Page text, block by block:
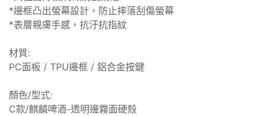
*邊框凸出螢幕設計，防止摔落刮傷螢幕
*表層親膚手感，抗汙抗指紋
材質:
PC面板 / TPU邊框 / 鋁合金按鍵
顏色/型式:
C款/麒麟啤酒-透明邊霧面硬殼